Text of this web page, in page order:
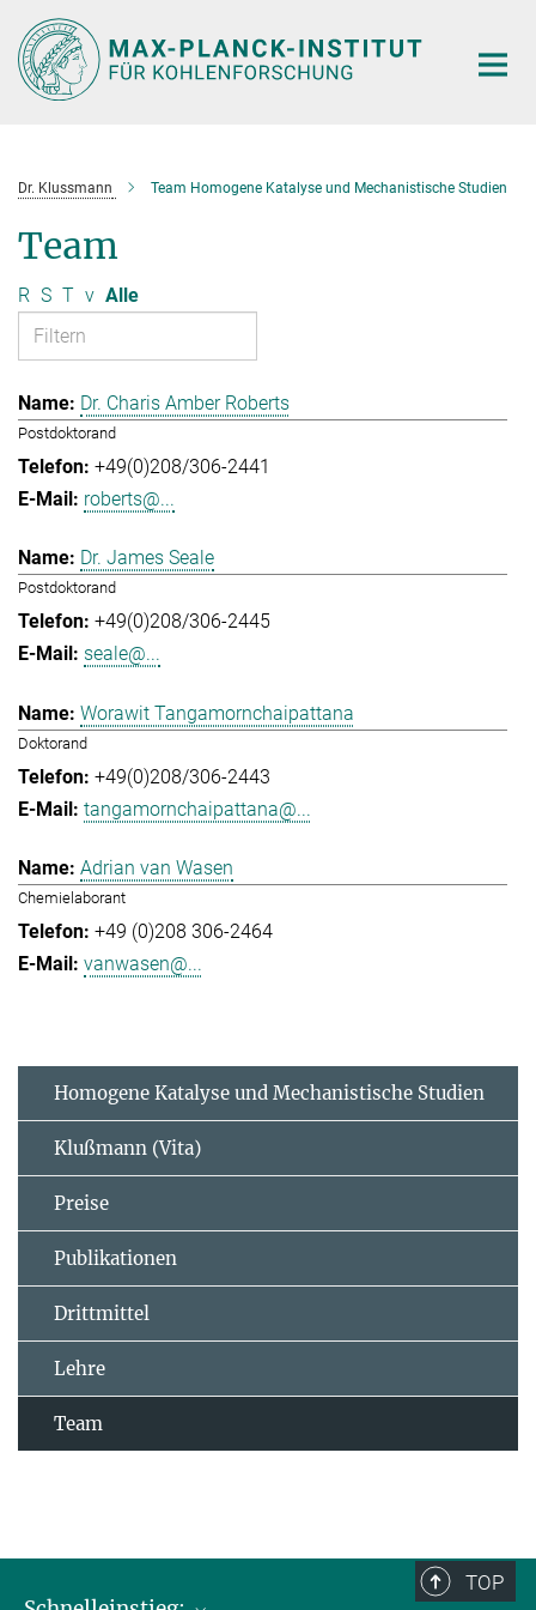
Hauptinhalt
Dr. Klussmann Team Homogene Katalyse und Mechanistische Studien
Team
R S T v Alle
Dr. Charis Amber Roberts
Postdoktorand
+49(0)208/306-2441
roberts@...
Dr. James Seale
Postdoktorand
+49(0)208/306-2445
seale@...
Worawit Tangamornchaipattana
Doktorand
+49(0)208/306-2443
tangamornchaipattana@...
Adrian van Wasen
Chemielaborant
+49 (0)208 306-2464
vanwasen@...
Homogene Katalyse und Mechanistische Studien
Klußmann (Vita)
Preise
Publikationen
Drittmittel
Lehre
Team
TOP